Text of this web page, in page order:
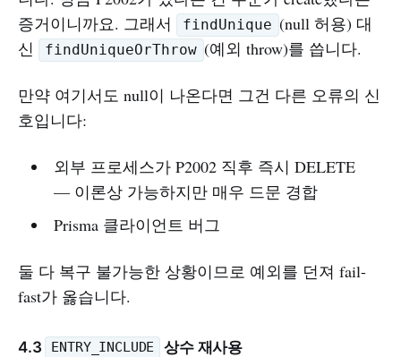
증거이니까요. 그래서
findUnique (null 허용) 대
신
findUniqueOrThrow (예외 throw)를 씁니다.
만약 여기서도 null이 나온다면 그건 다른 오류의 신
호입니다:
외부 프로세스가 P2002 직후 즉시 DELETE
— 이론상 가능하지만 매우 드문 경합
Prisma 클라이언트 버그
둘 다 복구 불가능한 상황이므로 예외를 던져 fail-
fast가 옳습니다.
4.3 ENTRY_INCLUDE 상수 재사용